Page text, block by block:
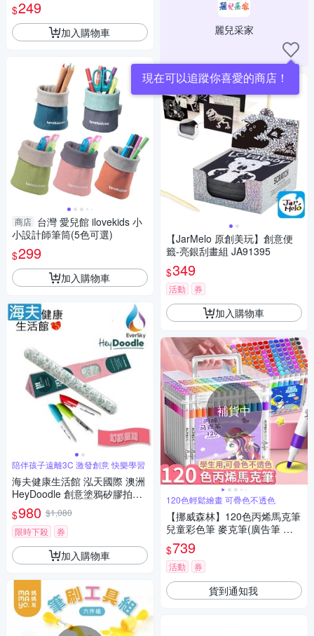
$249
加入購物車
商店 台灣 愛兒館 ilovekids 小
小設計師筆筒(5色可選)
$299
加入購物車
陪伴孩子遠離3C 激發創意 快樂學習
海夫健康生活館 泓天國際 澳洲
HeyDoodle 創意塗鴉矽膠拍拍
手環 幻彩童話123 雙包裝
$980 $1,080
限時下殺
券
加入購物車
麗兒采家
現在可以追蹤你喜愛的商店！
【JarMelo 原創美玩】創意便
籤-亮銀刮畫組 JA91395
$349
活動 券
加入購物車
補貨中
120色輕鬆繪畫 可疊色不透色
【挪威森林】120色丙烯馬克筆
兒童彩色筆 麥克筆(廣告筆 塗
鴉筆 畫畫筆 美術筆 加量油墨
可疊色不透色)
$739
活動 券
貨到通知我